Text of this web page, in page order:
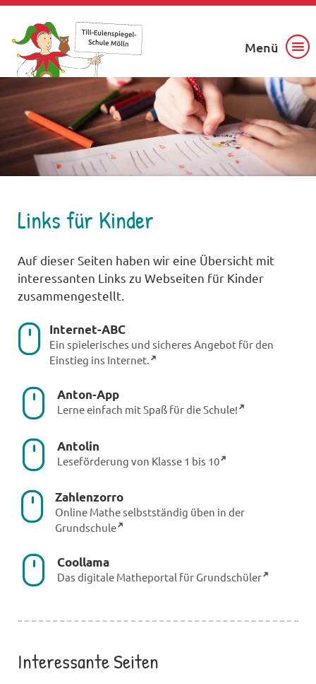
Menü
Links für Kinder
Auf dieser Seiten haben wir eine Übersicht mit
interessanten Links zu Webseiten für Kinder
zusammengestellt.
Internet-ABC
Ein spielerisches und sicheres Angebot für den
Einstieg ins Internet.
Anton-App
Lerne einfach mit Spaß für die Schule!
Antolin
Leseförderung von Klasse 1 bis 10
Zahlenzorro
Online Mathe selbstständig üben in der
Grundschule
Coollama
Das digitale Matheportal für Grundschüler
Interessante Seiten